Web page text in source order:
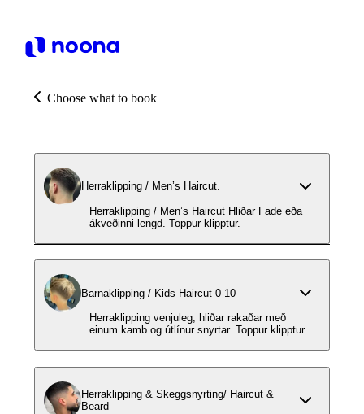
Choose what to book
Herraklipping / Men’s Haircut.
Herraklipping / Men’s Haircut Hliðar Fade eða
ákveðinni lengd. Toppur klipptur.
Barnaklipping / Kids Haircut 0-10
Herraklipping venjuleg, hliðar rakaðar með
einum kamb og útlínur snyrtar. Toppur klipptur.
Herraklipping & Skeggsnyrting/ Haircut &
Beard